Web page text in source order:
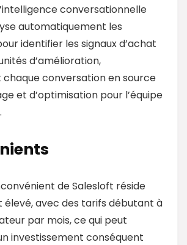
conversationnelle
automatiquement les
identifier les signaux d’achat
d’amélioration,
conversation en source
et d’optimisation pour l’équipe
de Salesloft réside
élevé, avec des tarifs débutant à
par mois, ce qui peut
investissement conséquent